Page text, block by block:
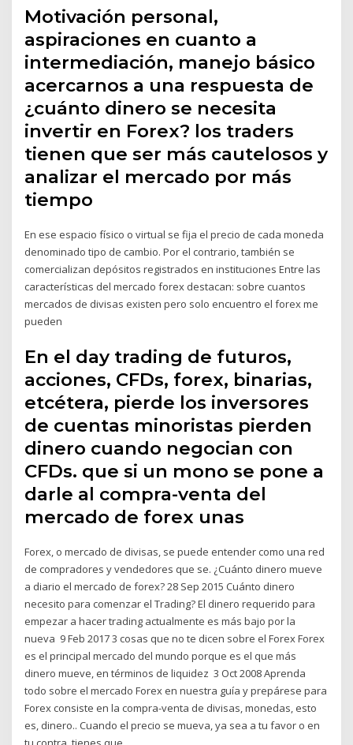
Motivación personal,
aspiraciones en cuanto a
intermediación, manejo básico
acercarnos a una respuesta de
¿cuánto dinero se necesita
invertir en Forex? los traders
tienen que ser más cautelosos y
analizar el mercado por más
tiempo
En ese espacio físico o virtual se fija el precio de cada moneda
denominado tipo de cambio. Por el contrario, también se
comercializan depósitos registrados en instituciones Entre las
características del mercado forex destacan: sobre cuantos
mercados de divisas existen pero solo encuentro el forex me
pueden
En el day trading de futuros,
acciones, CFDs, forex, binarias,
etcétera, pierde los inversores
de cuentas minoristas pierden
dinero cuando negocian con
CFDs. que si un mono se pone a
darle al compra-venta del
mercado de forex unas
Forex, o mercado de divisas, se puede entender como una red
de compradores y vendedores que se. ¿Cuánto dinero mueve
a diario el mercado de forex? 28 Sep 2015 Cuánto dinero
necesito para comenzar el Trading? El dinero requerido para
empezar a hacer trading actualmente es más bajo por la
nueva 9 Feb 2017 3 cosas que no te dicen sobre el Forex Forex
es el principal mercado del mundo porque es el que más
dinero mueve, en términos de liquidez 3 Oct 2008 Aprenda
todo sobre el mercado Forex en nuestra guía y prepárese para
Forex consiste en la compra-venta de divisas, monedas, esto
es, dinero.. Cuando el precio se mueva, ya sea a tu favor o en